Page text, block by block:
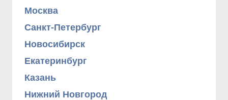
Москва
Санкт-Петербург
Новосибирск
Екатеринбург
Казань
Нижний Новгород